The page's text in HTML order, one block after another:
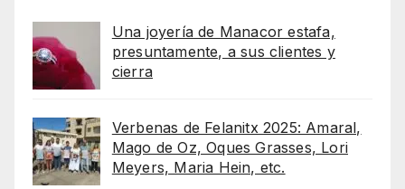
Una joyería de Manacor estafa,
presuntamente, a sus clientes y
cierra
Verbenas de Felanitx 2025: Amaral,
Mago de Oz, Oques Grasses, Lori
Meyers, Maria Hein, etc.